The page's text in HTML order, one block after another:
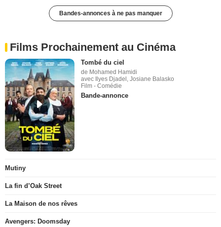
Bandes-annonces à ne pas manquer
Films Prochainement au Cinéma
Tombé du ciel
de Mohamed Hamidi
avec Ilyes Djadel, Josiane Balasko
Film - Comédie
Bande-annonce
Mutiny
La fin d’Oak Street
La Maison de nos rêves
Avengers: Doomsday